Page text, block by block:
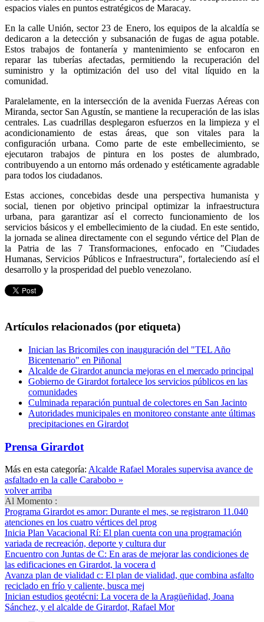
espacios viales en puntos estratégicos de Maracay.
En la calle Unión, sector 23 de Enero, los equipos de la alcaldía se
dedicaron a la detección y subsanación de fugas de agua potable.
Estos trabajos de fontanería y mantenimiento se enfocaron en
reparar las tuberías afectadas, permitiendo la recuperación del
suministro y la optimización del uso del vital líquido en la
comunidad.
Paralelamente, en la intersección de la avenida Fuerzas Aéreas con
Miranda, sector San Agustín, se mantiene la recuperación de las islas
centrales. Las cuadrillas desplegaron esfuerzos en la limpieza y el
acondicionamiento de estas áreas, que son vitales para la
configuración urbana. Como parte de este embellecimiento, se
ejecutaron trabajos de pintura en los postes de alumbrado,
contribuyendo a un entorno más ordenado y estéticamente agradable
para todos los ciudadanos.
Estas acciones, concebidas desde una perspectiva humanista y
social, tienen por objetivo principal optimizar la infraestructura
urbana, para garantizar así el correcto funcionamiento de los
servicios básicos y el embellecimiento de la ciudad. En este sentido,
la jornada se alinea directamente con el segundo vértice del Plan de
la Patria de las 7 Transformaciones, enfocado en "Ciudades
Humanas, Servicios Públicos e Infraestructura", fortaleciendo así el
desarrollo y la prosperidad del pueblo venezolano.
Artículos relacionados (por etiqueta)
Inician las Bricomiles con inauguración del "TEL Año
Bicentenario" en Piñonal
Alcalde de Girardot anuncia mejoras en el mercado principal
Gobierno de Girardot fortalece los servicios públicos en las
comunidades
Culminada reparación puntual de colectores en San Jacinto
Autoridades municipales en monitoreo constante ante últimas
precipitaciones en Girardot
Prensa Girardot
Más en esta categoría: Alcalde Rafael Morales supervisa avance de
asfaltado en la calle Carabobo »
volver arriba
Al Momento :
Programa Girardot es amor: Durante el mes, se registraron 11.040
atenciones en los cuatro vértices del prog
Inicia Plan Vacacional Rí: El plan cuenta con una programación
variada de recreación, deporte y cultura dur
Encuentro con Juntas de C: En aras de mejorar las condiciones de
las edificaciones en Girardot, la vocera d
Avanza plan de vialidad c: El plan de vialidad, que combina asfalto
reciclado en frío y caliente, busca mej
Inician estudios geotécni: La vocera de la Aragüeñidad, Joana
Sánchez, y el alcalde de Girardot, Rafael Mor